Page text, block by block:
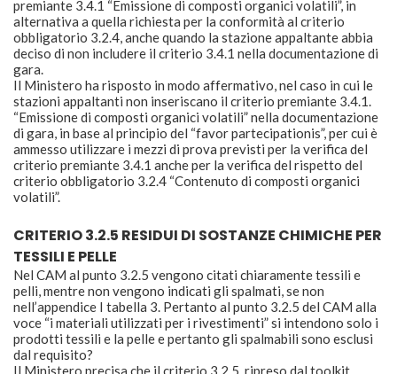
premiante 3.4.1 “Emissione di composti organici volatili”, in
alternativa a quella richiesta per la conformità al criterio
obbligatorio 3.2.4, anche quando la stazione appaltante abbia
deciso di non includere il criterio 3.4.1 nella documentazione di
gara.
Il Ministero ha risposto in modo affermativo, nel caso in cui le
stazioni appaltanti non inseriscano il criterio premiante 3.4.1.
“Emissione di composti organici volatili” nella documentazione
di gara, in base al principio del “favor partecipationis”, per cui è
ammesso utilizzare i mezzi di prova previsti per la verifica del
criterio premiante 3.4.1 anche per la verifica del rispetto del
criterio obbligatorio 3.2.4 “Contenuto di composti organici
volatili”.
CRITERIO 3.2.5 RESIDUI DI SOSTANZE CHIMICHE PER
TESSILI E PELLE
Nel CAM al punto 3.2.5 vengono citati chiaramente tessili e
pelli, mentre non vengono indicati gli spalmati, se non
nell’appendice I tabella 3. Pertanto al punto 3.2.5 del CAM alla
voce “i materiali utilizzati per i rivestimenti” si intendono solo i
prodotti tessili e la pelle e pertanto gli spalmabili sono esclusi
dal requisito?
Il Ministero precisa che il criterio 3.2.5, ripreso dal toolkit